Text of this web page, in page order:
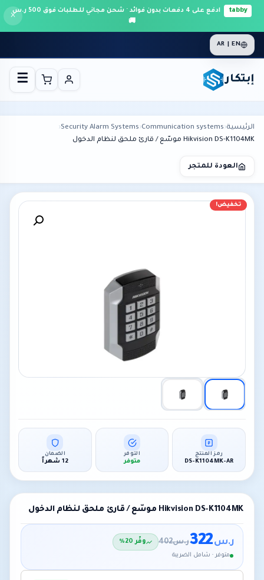
tabby
ادفع على 4 دفعات بدون فوائد · شحن مجاني للطلبات فوق 500 ر.س
🚚
×
AR | EN
إبتكار ☰
الرئيسية›
Communication systems
›
Security Alarm Systems
›
Hikvision DS-K1104MK موسّع / قارئ ملحق لنظام الدخول
العودة للمتجر
تخفيض!
رمز المنتج
DS-K1104MK-AR
التوفر
متوفر
الضمان
12 شهراً
Hikvision DS-K1104MK موسّع / قارئ ملحق لنظام الدخول
ر.س322ر.س402 وفّر 20%
متوفر · شامل الضريبة